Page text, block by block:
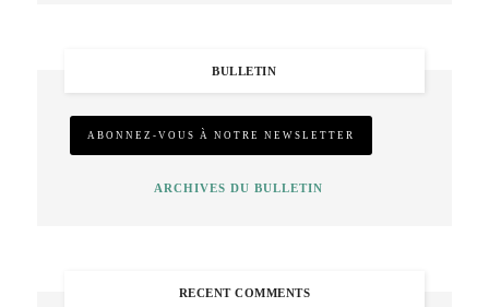
BULLETIN
ARCHIVES DU BULLETIN
RECENT COMMENTS